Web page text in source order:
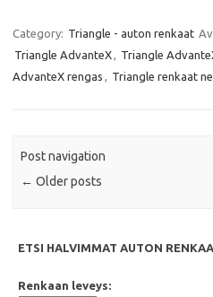
e
o
o
t
e
r
t
s
A
p
i
l
Category: Triangle - auton renkaat
Triangle AdvanteX
Triangle
AdvanteX rengas
Triangle renkaat
Post navigation
← Older posts
ETSI HALVIMMAT AUTON
Renkaan leveys: